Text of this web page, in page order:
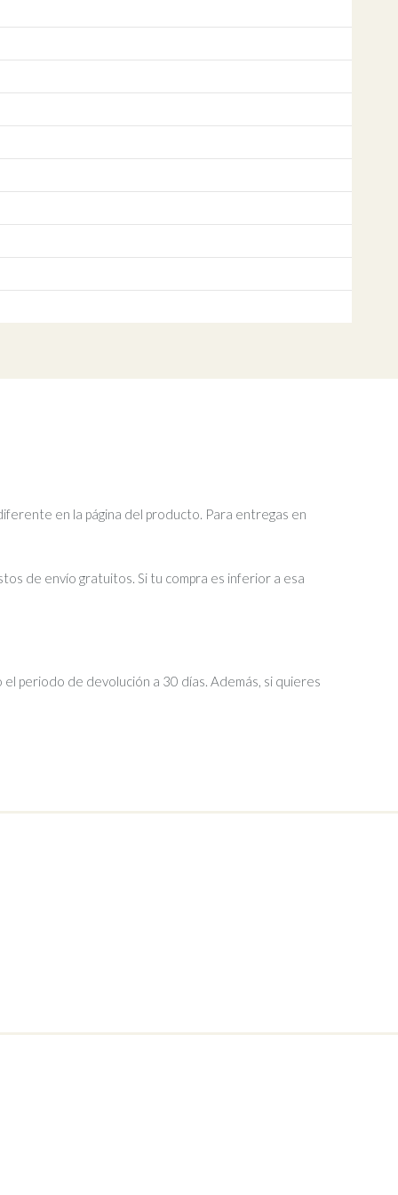
en la página del producto. Para entregas en
de envío gratuitos. Si tu compra es inferior a esa
periodo de devolución a 30 días. Además, si quieres